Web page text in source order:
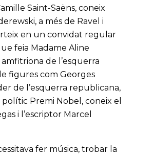
Saint-Saëns, coneix
a més de Ravel i
en un convidat regular
feia Madame Aline
de l’esquerra
figures com Georges
de l’esquerra republicana,
polític Premi Nobel, coneix el
i l’escriptor Marcel
fer música, trobar la